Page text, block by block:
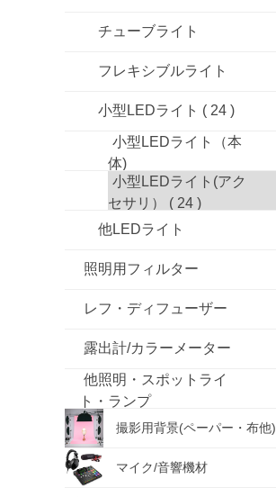
チューブライト
フレキシブルライト
小型LEDライト ( 24 )
小型LEDライト（本
体)
小型LEDライト(アク
セサリ）
( 24 )
他LEDライト
照明用フィルター
レフ・ディフューザー
露出計/カラーメーター
他照明・スポットライ
ト・ランプ
撮影用背景(ペーパー・布他)
マイク/音響機材